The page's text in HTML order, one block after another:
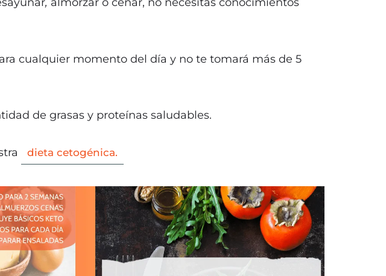
cualquier momento del día y no te tomará más de 5
de grasas y proteínas saludables.
dieta cetogénica.